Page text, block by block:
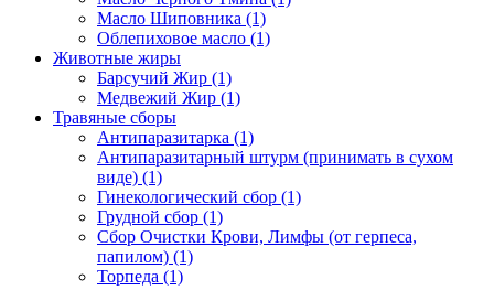
Масло Шиповника (1)
Облепиховое масло (1)
Животные жиры
Барсучий Жир (1)
Медвежий Жир (1)
Травяные сборы
Антипаразитарка (1)
Антипаразитарный штурм (принимать в сухом
виде) (1)
Гинекологический сбор (1)
Грудной сбор (1)
Сбор Очистки Крови, Лимфы (от герпеса,
папилом) (1)
Торпеда (1)